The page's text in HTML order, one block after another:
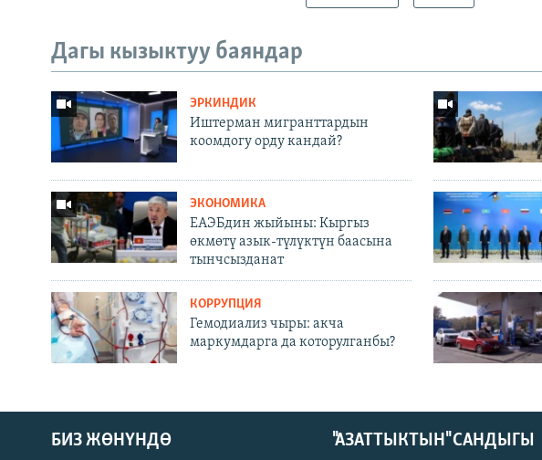
Дагы кызыктуу баяндар
ЭРКИНДИК
Иштерман мигранттардын
коомдогу орду кандай?
ЭКОНОМИКА
ЕАЭБдин жыйыны: Кыргыз
өкмөтү азык-түлүктүн баасына
тынчсызданат
КОРРУПЦИЯ
Гемодиализ чыры: акча
маркумдарга да которулганбы?
БИЗ ЖӨНҮНДӨ "АЗАТТЫКТЫН" САНДЫГЫ